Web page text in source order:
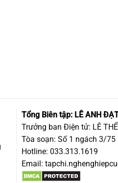
Tổng Biên tập: LÊ ANH
Trưởng ban Điện tử: LÊ
Tòa soạn: Số 1 ngách 3/
Hotline: 033.313.1619
Email: